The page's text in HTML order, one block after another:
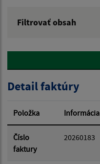
Filtrovať obsah
Hľadať v:
Dátum od:
Detail faktúry
Položka Informácia
Číslo
faktury
20260183